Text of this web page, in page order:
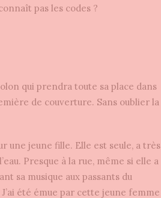
pas les codes ?
qui prendra toute sa place dans
de couverture. Sans oublier la
une jeune fille. Elle est seule, a très
Presque à la rue, même si elle a
sa musique aux passants du
été émue par cette jeune femme